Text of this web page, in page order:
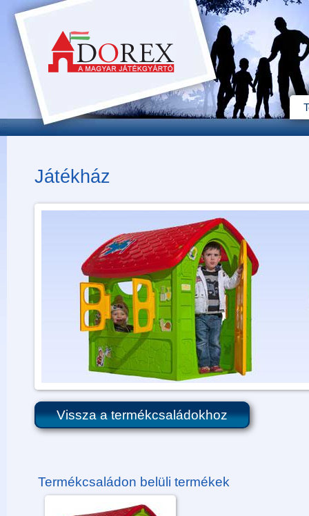
Játékház
Vissza a termékcsaládokhoz
Termékcsaládon belüli termékek